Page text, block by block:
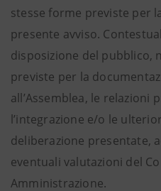
stesse forme previste per
presente avviso.
disposizione del pubblico,
previste per la
all’Assemblea, le
l’integrazione e/o le
deliberazione presentate,
eventuali valutazioni del
Amministrazione.